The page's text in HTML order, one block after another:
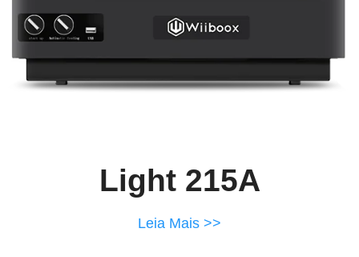
Light 215A
Leia Mais >>